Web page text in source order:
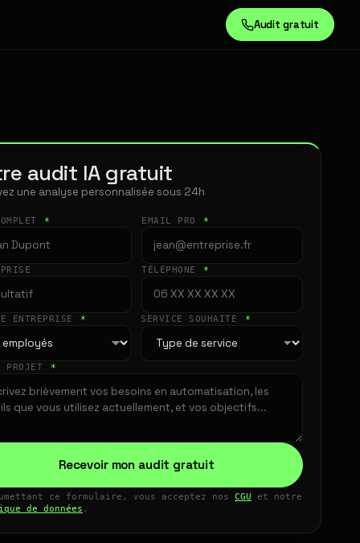
Audit gratuit
audit IA gratuit
une analyse personnalisée sous 24h
* EMAIL PRO *
TÉLÉPHONE *
ENTREPRISE * SERVICE SOUHAITÉ *
PROJET *
Recevoir mon audit gratuit
ce formulaire, vous acceptez nos CGU et notre
de données .